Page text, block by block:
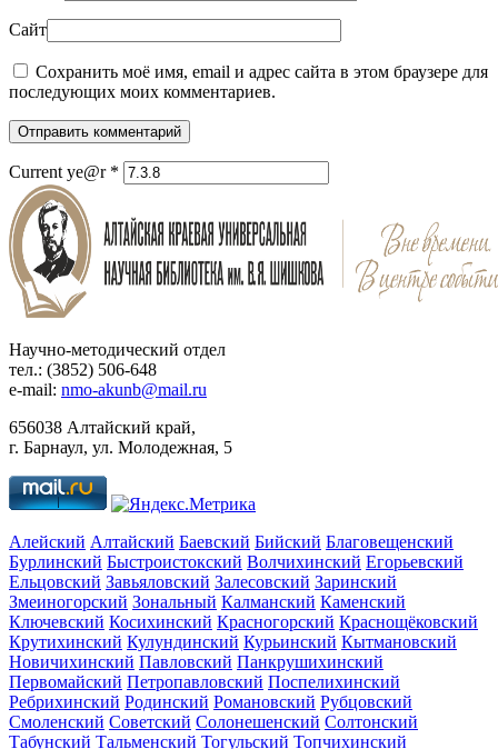
Сайт
Сохранить моё имя, email и адрес сайта в этом браузере для
последующих моих комментариев.
Отправить комментарий
Current ye@r *
Научно-методический отдел
тел.: (3852) 506-648
e-mail: nmo-akunb@mail.ru
656038 Алтайский край,
г. Барнаул, ул. Молодежная, 5
Алейский Алтайский Баевский Бийский Благовещенский
Бурлинский Быстроистокский Волчихинский Егорьевский
Ельцовский Завьяловский Залесовский Заринский
Змеиногорский Зональный Калманский Каменский
Ключевский Косихинский Красногорский Краснощёковский
Крутихинский Кулундинский Курьинский Кытмановский
Новичихинский Павловский Панкрушихинский
Первомайский Петропавловский Поспелихинский
Ребрихинский Родинский Романовский Рубцовский
Смоленский Советский Солонешенский Солтонский
Табунский Тальменский Тогульский Топчихинский